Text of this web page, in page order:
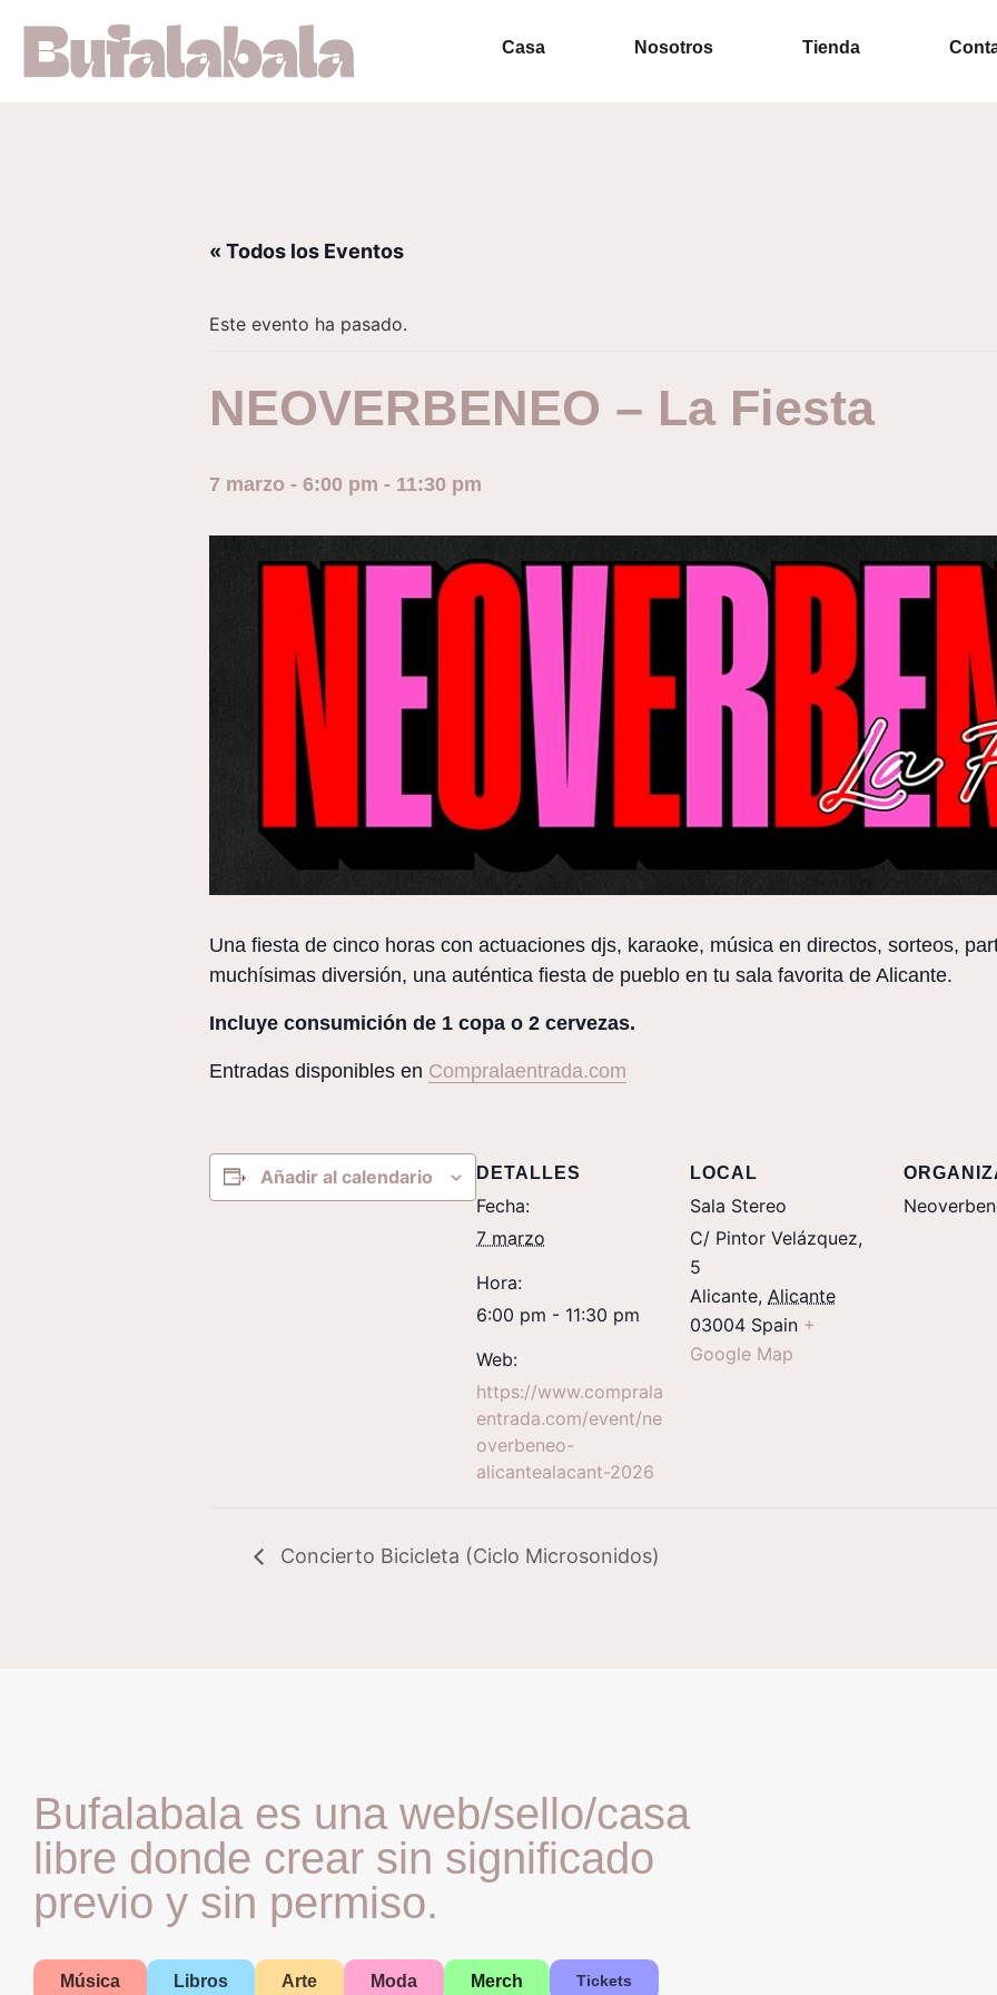
Casa Nosotros Tienda
« Todos los Eventos
Este evento ha pasado.
NEOVERBENEO – La Fiesta
7 marzo - 6:00 pm - 11:30 pm
Una fiesta de cinco horas con actuaciones djs, karaoke, música en directos, sorteos,
muchísimas diversión, una auténtica fiesta de pueblo en tu sala favorita de Alicante.
Incluye consumición de 1 copa o 2 cervezas.
Entradas disponibles en Compralaentrada.com
Añadir al calendario DETALLES
Fecha:
7 marzo
Hora:
6:00 pm - 11:30 pm
Web:
https://www.comprala
entrada.com/event/ne
overbeneo-
alicantealacant-2026
LOCAL
Sala Stereo
C/ Pintor Velázquez,
5
Alicante, Alicante
03004 Spain +
Google Map
Concierto Bicicleta (Ciclo Microsonidos)
Bufalabala es una web/sello/casa
libre donde crear sin significado
previo y sin permiso.
Música Libros Arte Moda Merch Tickets